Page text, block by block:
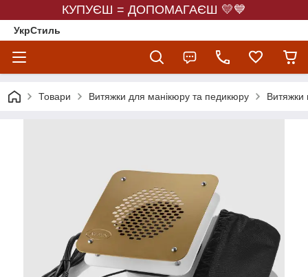
КУПУЄШ = ДОПОМАГАЄШ 💛💙
УкрСтиль
Товари Витяжки для манікюру та педикюру Витяжки